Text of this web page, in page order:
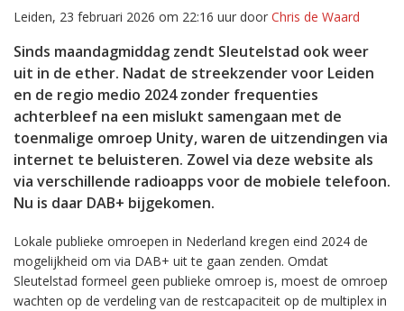
Leiden, 23 februari 2026 om 22:16 uur door Chris de Waard
Sinds maandagmiddag zendt Sleutelstad ook weer
uit in de ether. Nadat de streekzender voor Leiden
en de regio medio 2024 zonder frequenties
achterbleef na een mislukt samengaan met de
toenmalige omroep Unity, waren de uitzendingen via
internet te beluisteren. Zowel via deze website als
via verschillende radioapps voor de mobiele telefoon.
Nu is daar DAB+ bijgekomen.
Lokale publieke omroepen in Nederland kregen eind 2024 de
mogelijkheid om via DAB+ uit te gaan zenden. Omdat
Sleutelstad formeel geen publieke omroep is, moest de omroep
wachten op de verdeling van de restcapaciteit op de multiplex in